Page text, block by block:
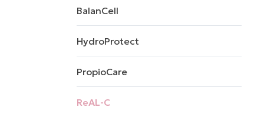
BalanCell
HydroProtect
PropioCare
ReAL-C